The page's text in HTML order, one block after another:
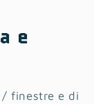
e
finestre e di